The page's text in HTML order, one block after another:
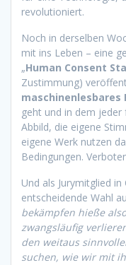
revolutioniert.
Noch in derselben
mit ins Leben – eine
„Human Consent
Zustimmung)
maschinenlesbares
geht und in dem jeder
Abbild, die eigene
eigene Werk nutzen
Bedingungen.
Und als Jurymitglied
entscheidende Wahl
bekämpfen hieße
zwangsläufig
den weitaus
suchen, wie wir mit